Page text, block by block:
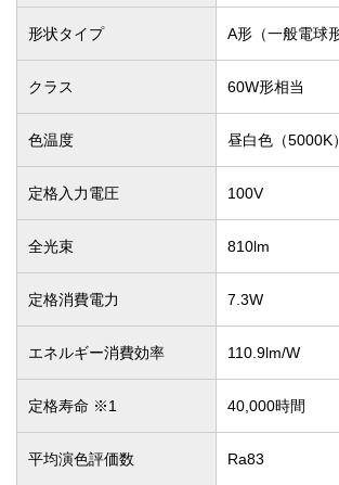
形状タイプ A形（一般電球形
クラス 60W形相当
色温度 昼白色（5000K）
定格入力電圧 100V
全光束 810lm
定格消費電力 7.3W
エネルギー消費効率 110.9lm/W
定格寿命 ※1 40,000時間
平均演色評価数 Ra83